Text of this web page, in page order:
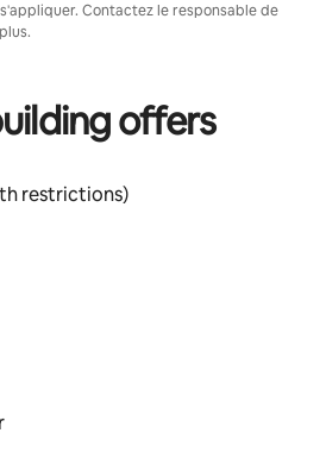
Contactez le responsable de
offers
restrictions)